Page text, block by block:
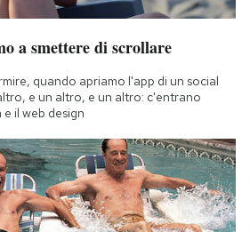
a smettere di scrollare
quando apriamo l'app di un social
e un altro, e un altro: c'entrano
il web design